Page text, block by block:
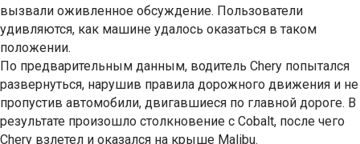
вызвали оживленное обсуждение. Пользователи
удивляются, как машине удалось оказаться в таком
положении.
По предварительным данным, водитель Chery попытался
развернуться, нарушив правила дорожного движения и не
пропустив автомобили, двигавшиеся по главной дороге. В
результате произошло столкновение с Cobalt, после чего
Chery взлетел и оказался на крыше Malibu.